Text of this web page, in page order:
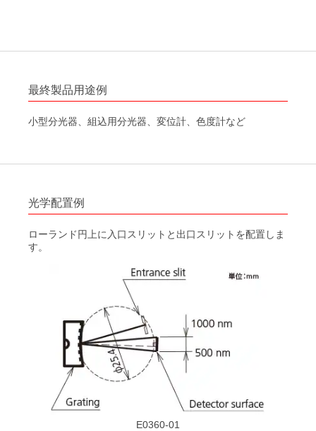
最終製品用途例
小型分光器、組込用分光器、変位計、色度計など
光学配置例
ローランド円上に入口スリットと出口スリットを配置しま
す。
E0360-01